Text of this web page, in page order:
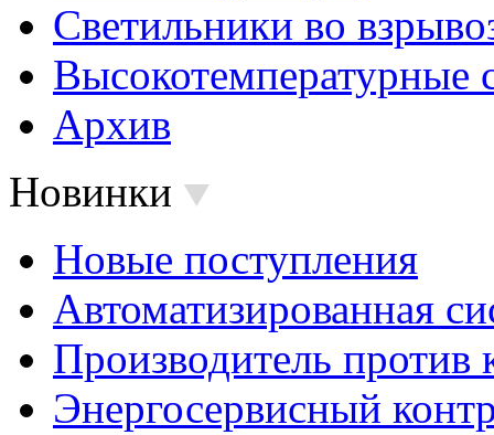
Светильники во
Высокотемпературные
Архив
Новинки
Новые поступления
Автоматизированная
Производитель против
Энергосервисный